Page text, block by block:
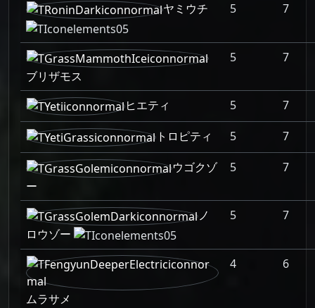
ヤミウチ 5 7
ブリザモス
5 7
ヒエティ 5
7
トロピティ
5
7
ウゴクゾ
ー
5 7
ノ
ロウゾー
5 7
ムラサメ
4 6